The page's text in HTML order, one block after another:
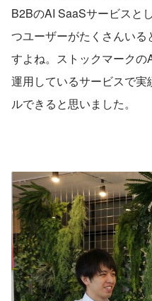
B2BのAI SaaSサービスと
つユーザーがたくさんい
すよね。ストックマーク
運用しているサービスで
ルできると思いました。